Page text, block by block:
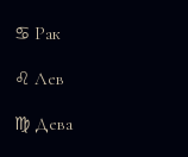
♋ Рак
♌ Лев
♍ Дева